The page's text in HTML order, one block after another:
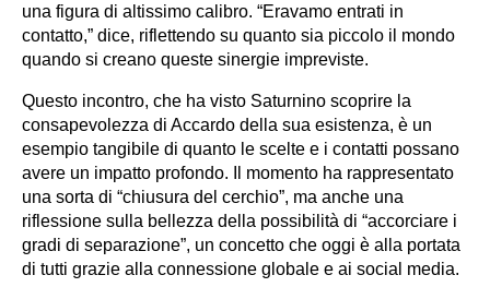
una figura di altissimo calibro. “Eravamo entrati in
contatto,” dice, riflettendo su quanto sia piccolo il mondo
quando si creano queste sinergie impreviste.
Questo incontro, che ha visto Saturnino scoprire la
consapevolezza di Accardo della sua esistenza, è un
esempio tangibile di quanto le scelte e i contatti possano
avere un impatto profondo. Il momento ha rappresentato
una sorta di “chiusura del cerchio”, ma anche una
riflessione sulla bellezza della possibilità di “accorciare i
gradi di separazione”, un concetto che oggi è alla portata
di tutti grazie alla connessione globale e ai social media.